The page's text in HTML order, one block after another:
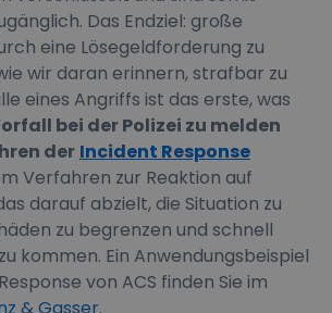
Das Endziel: große
eine Lösegeldforderung zu
wir daran erinnern, strafbar zu
eines Angriffs ist das erste, was
bei der Polizei zu melden
der Incident Response
Verfahren zur Reaktion auf
darauf abzielt, die Situation zu
zu begrenzen und schnell
kommen. Ein Anwendungsbeispiel
von ACS finden Sie im